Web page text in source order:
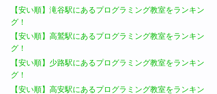
【安い順】滝谷駅にあるプログラミング教室をランキン
グ！
【安い順】高鷲駅にあるプログラミング教室をランキン
グ！
【安い順】少路駅にあるプログラミング教室をランキン
グ！
【安い順】高安駅にあるプログラミング教室をランキン